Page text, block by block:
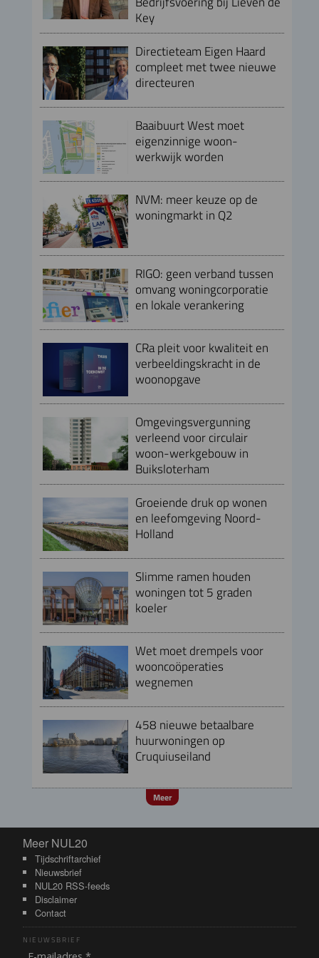
Key
Directieteam Eigen Haard
compleet met twee nieuwe
directeuren
Baaibuurt West moet
eigenzinnige woon-
werkwijk worden
NVM: meer keuze op de
woningmarkt in Q2
RIGO: geen verband tussen
omvang woningcorporatie
en lokale verankering
CRa pleit voor kwaliteit en
verbeeldingskracht in de
woonopgave
Omgevingsvergunning
verleend voor circulair
woon-werkgebouw in
Buiksloterham
Groeiende druk op wonen
en leefomgeving Noord-
Holland
Slimme ramen houden
woningen tot 5 graden
koeler
Wet moet drempels voor
wooncoöperaties
wegnemen
458 nieuwe betaalbare
huurwoningen op
Cruquiuseiland
Meer
Meer NUL20
Meer NUL20
Tijdschriftarchief
Nieuwsbrief
NUL20 RSS-feeds
Disclaimer
Contact
NIEUWSBRIEF